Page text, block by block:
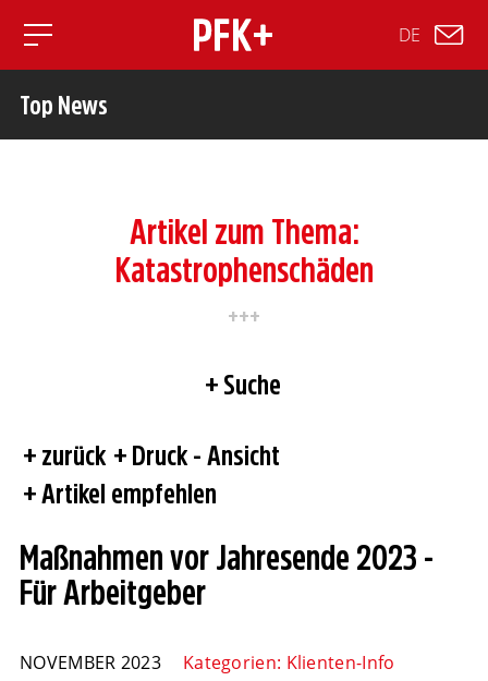
Toggle mobile navigation
DE
Top News
Artikel zum Thema:
Katastrophenschäden
Suche
zurück
Druck - Ansicht
Artikel empfehlen
Maßnahmen vor Jahresende 2023 -
Für Arbeitgeber
NOVEMBER 2023 Kategorien: Klienten-Info